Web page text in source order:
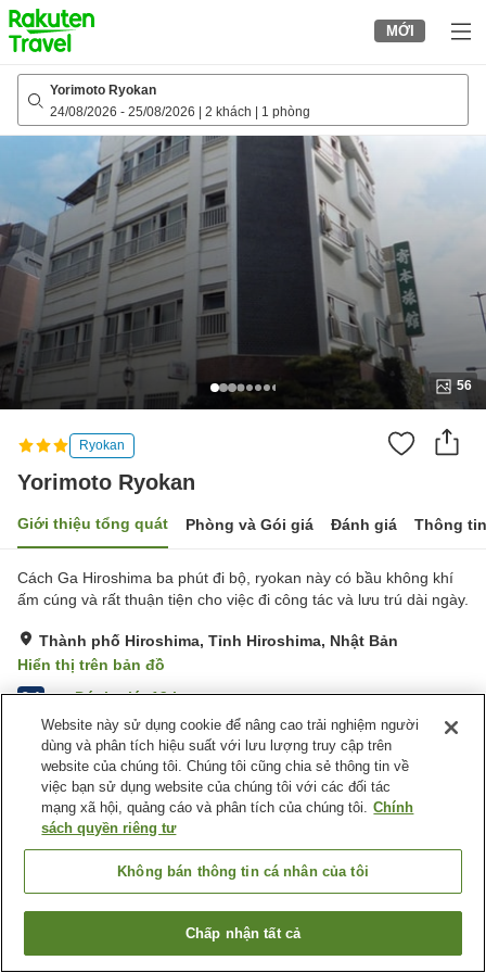
to
top
page
MỚI
Yorimoto Ryokan
24/08/2026 - 25/08/2026 2 khách 1 phòng
56
Ryokan
Yorimoto Ryokan
Giới thiệu tổng quát Phòng và Gói giá Đánh giá Thông
Cách Ga Hiroshima ba phút đi bộ, ryokan này có bầu không khí
ấm cúng và rất thuận tiện cho việc đi công tác và lưu trú dài ngày.
Thành phố Hiroshima, Tỉnh Hiroshima, Nhật Bản
Hiển thị trên bản đồ
3.4 Đánh giá:19lượt
Tiện nghi chỗ nghỉ
Bãi đỗ xe
Spa / Salon
Giao Hàng Tận Nhà
Dịch Vụ Gọi Đánh Thức
Nhật Bản Tỉnh Hiroshima
Thành phố Hiroshima
Yorimoto Ryokan
Tìm phòng trống
Website này sử dụng cookie để nâng cao trải nghiệm người
dùng và phân tích hiệu suất với lưu lượng truy cập trên
website của chúng tôi. Chúng tôi cũng chia sẻ thông tin về
việc bạn sử dụng website của chúng tôi với các đối tác
mạng xã hội, quảng cáo và phân tích của chúng tôi. Chính
sách quyền riêng tư
Không bán thông tin cá nhân của tôi
Chấp nhận tất cả